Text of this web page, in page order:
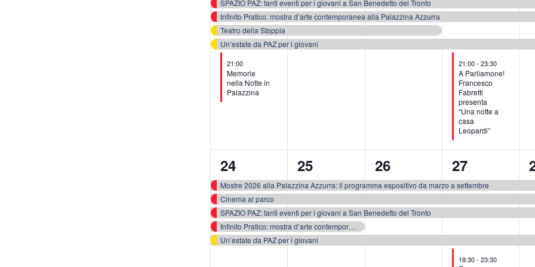
SPAZIO PAZ: tanti eventi per i giovani a San Benedetto del Tronto
Infinito Pratico: mostra d’arte contemporanea alla Palazzina Azzurra
Teatro della Stoppia
Un’estate da PAZ per i giovani
21:00
Memorie
nella Notte in
Palazzina
21:00- 23:30
A Parliamone!
Francesco
Fabretti
presenta
“Una notte a
casa
Leopardi”
5
eventi,
24
Mostre 2026 alla Palazzina Azzurra: il programma espositivo da marzo a settembre
Cinema al parco
SPAZIO PAZ: tanti eventi per i giovani a San Benedetto del Tronto
Infinito Pratico: mostra d’arte contemporanea alla Palazzina Azzurra
Un’estate da PAZ per i giovani
5
eventi,
25
4
eventi,
26
5
eventi,
27
18:30- 23:30